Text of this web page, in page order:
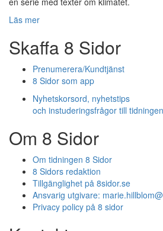
Läs mer
Skaffa 8 Sidor
Prenumerera/Kundtjänst
8 Sidor som app
Nyhetskorsord, nyhetstips
och instuderingsfrågor till tidningen
Om 8 Sidor
Om tidningen 8 Sidor
8 Sidors redaktion
Tillgänglighet på 8sidor.se
Ansvarig utgivare:
Privacy policy på 8 sidor